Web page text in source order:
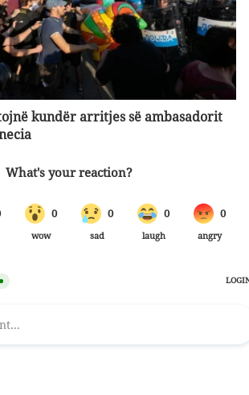
kundër arritjes së ambasadorit